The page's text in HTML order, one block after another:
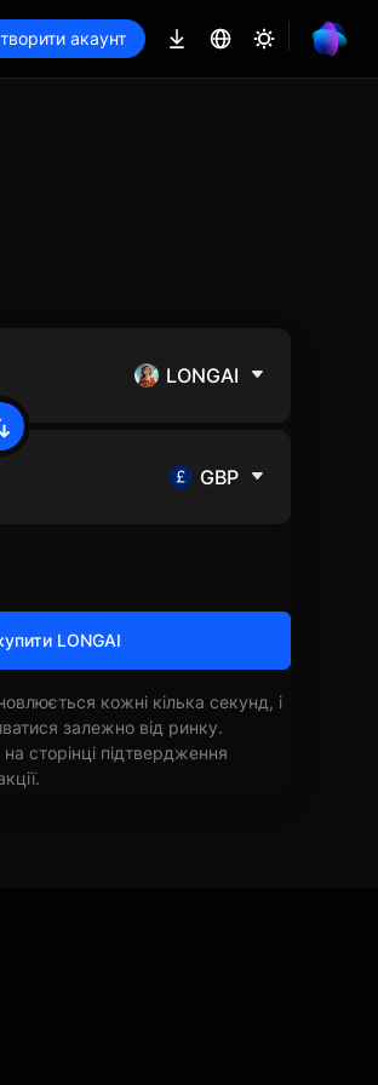
акаунт
LONGAI
GBP
LONGAI
кожні кілька секунд, і
залежно від ринку.
сторінці підтвердження